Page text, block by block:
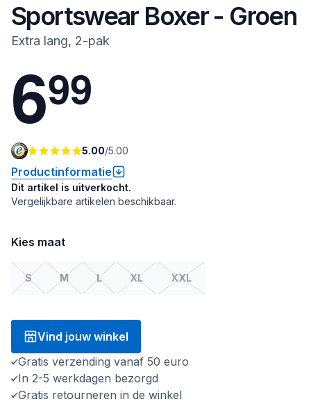
Sportswear Boxer - Groen
Extra lang, 2-pak
699
5.00/5.00
Productinformatie
Dit artikel is uitverkocht.
Vergelijkbare artikelen beschikbaar.
Kies maat
S M L XL XXL
Vind jouw winkel
Gratis verzending vanaf 50 euro
In 2-5 werkdagen bezorgd
Gratis retourneren in de winkel